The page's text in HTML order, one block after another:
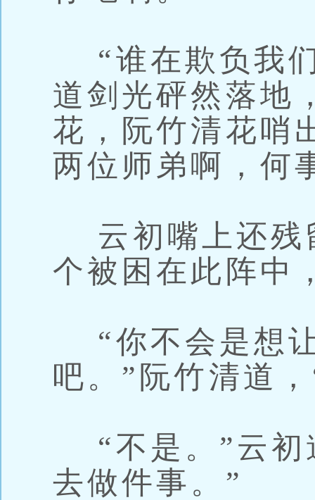
“谁在欺负我
道剑光砰然落地
花，阮竹清花哨
两位师弟啊，何
云初嘴上还残
个被困在此阵中
“你不会是想
吧。”阮竹清道
“不是。”云初
去做件事。”